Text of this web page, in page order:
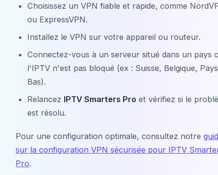
Choisissez un VPN fiable et rapide, comme
ou ExpressVPN.
Installez le VPN sur votre appareil ou routeur.
Connectez-vous à un serveur situé dans un pays
l'IPTV n'est pas bloqué (ex : Suisse, Belgique,
Bas).
Relancez IPTV Smarters Pro et vérifiez si le
est résolu.
Pour une configuration optimale, consultez notre
sur la configuration VPN sécurisée pour IPTV
Pro.